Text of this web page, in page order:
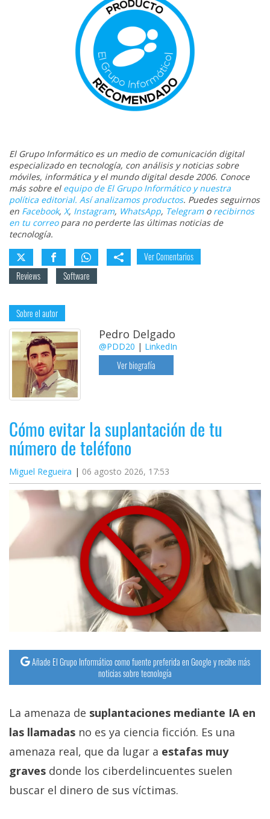
El Grupo Informático es un medio de comunicación digital
especializado en tecnología, con análisis y noticias sobre
móviles, informática y el mundo digital desde 2006. Conoce
más sobre el equipo de El Grupo Informático y nuestra
política editorial. Así analizamos productos. Puedes seguirnos
en Facebook, X, Instagram, WhatsApp, Telegramo recibirnos
en tu correopara no perderte las últimas noticias de
tecnología.
Ver Comentarios
Reviews
Software
Sobre el autor
Pedro Delgado
@PDD20 | LinkedIn
Ver biografía
Cómo evitar la suplantación de tu
número de teléfono
Miguel Regueira 06 agosto 2026, 17:53
Añade El Grupo Informático como fuente preferida en Google y recibe más
noticias sobre tecnología
La amenaza de suplantaciones mediante IA en
las llamadas no es ya ciencia ficción. Es una
amenaza real, que da lugar a estafas muy
graves donde los ciberdelincuentes suelen
buscar el dinero de sus víctimas.